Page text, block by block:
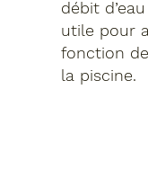
débit
utile pour
fonction
la piscine.